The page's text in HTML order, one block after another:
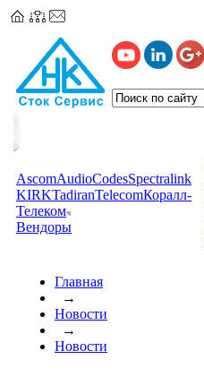
AscomAudioCodesSpectralink
KIRKTadiranTelecomКоралл-
Телеком
Вендоры
Главная
→
Новости
→
Новости